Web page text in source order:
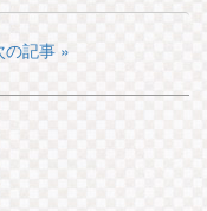
の記事